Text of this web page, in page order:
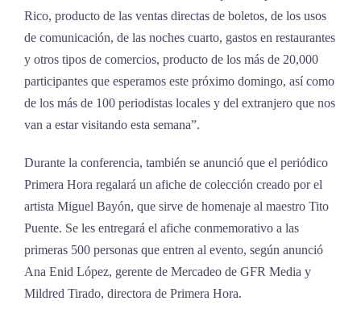
Rico, producto de las ventas directas de boletos, de los usos
de comunicación, de las noches cuarto, gastos en restaurantes
y otros tipos de comercios, producto de los más de 20,000
participantes que esperamos este próximo domingo, así como
de los más de 100 periodistas locales y del extranjero que nos
van a estar visitando esta semana”.
Durante la conferencia, también se anunció que el periódico
Primera Hora regalará un afiche de colección creado por el
artista Miguel Bayón, que sirve de homenaje al maestro Tito
Puente. Se les entregará el afiche conmemorativo a las
primeras 500 personas que entren al evento, según anunció
Ana Enid López, gerente de Mercadeo de GFR Media y
Mildred Tirado, directora de Primera Hora.